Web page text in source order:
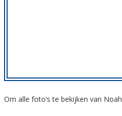
Om alle foto’s te bekijken van Noah